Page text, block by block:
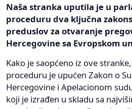
Naša stranka uputila je u
proceduru dva ključna
preduslov za otvaranje
Hercegovine sa Evropskom
Kako je saopćeno iz ove
proceduru je upućen Zakon o
Hercegovine i Apelacionom
koji je izrađen u skladu sa